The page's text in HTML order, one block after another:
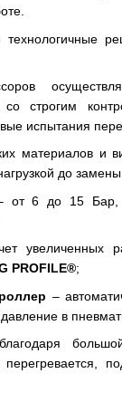
строгим
испытания
материалов и
до
от 6 до 15 Бар,
увеличенных
PROFILE®;
–
в